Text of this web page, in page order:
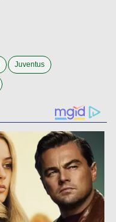
Juventus